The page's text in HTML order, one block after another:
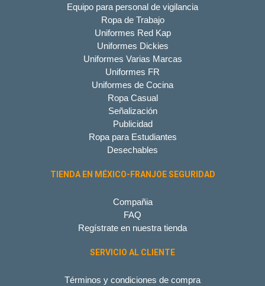
Equipo para personal de vigilancia
Ropa de Trabajo
Uniformes Red Kap
Uniformes Dickies
Uniformes Varias Marcas
Uniformes FR
Uniformes de Cocina
Ropa Casual
Señalización
Publicidad
Ropa para Estudiantes
Desechables
TIENDA EN MÉXICO-FRANJOE SEGURIDAD
Compañia
FAQ
Regístrate en nuestra tienda
SERVICIO AL CLIENTE
Términos y condiciones de compra